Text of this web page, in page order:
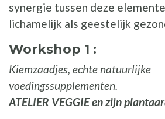
synergie tussen deze
lichamelijk als geestelijk
Workshop 1 :
Kiemzaadjes, echte natuurlijke
voedingssupplementen.
ATELIER VEGGIE en zijn